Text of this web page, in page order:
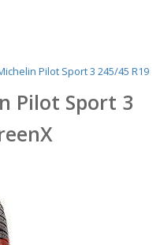
Pilot Sport 3 245/45 R19
Pilot Sport 3